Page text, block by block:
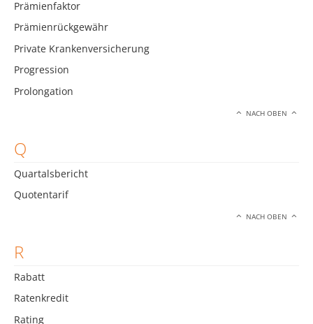
Prämienfaktor
Prämienrückgewähr
Private Krankenversicherung
Progression
Prolongation
NACH OBEN
Q
Quartalsbericht
Quotentarif
NACH OBEN
R
Rabatt
Ratenkredit
Rating